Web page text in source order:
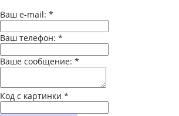
Ваш e-mail: *
Ваш телефон: *
Ваше сообщение: *
Код с картинки *